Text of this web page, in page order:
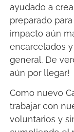
ayudado a
preparado
impacto aún
encarcelados
general. De
aún por llegar!
Como nuevo
trabajar con
voluntarios y